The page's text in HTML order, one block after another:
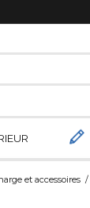
et accessoires /